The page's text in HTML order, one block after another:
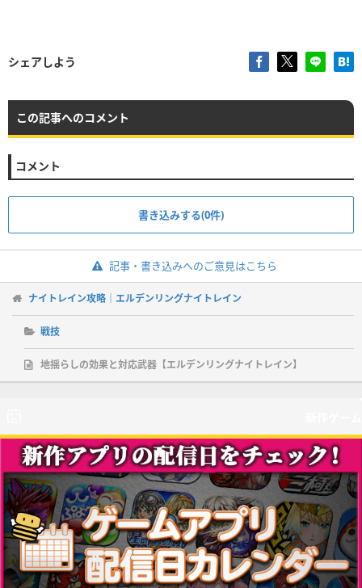
シェアしよう
この記事へのコメント
コメント
書き込みする(0件)
記事・書き込みへのご意見はこちら
ナイトレイン攻略｜エルデンリングナイトレイン
戦技
地揺らしの効果と対応武器【エルデンリングナイトレイン】